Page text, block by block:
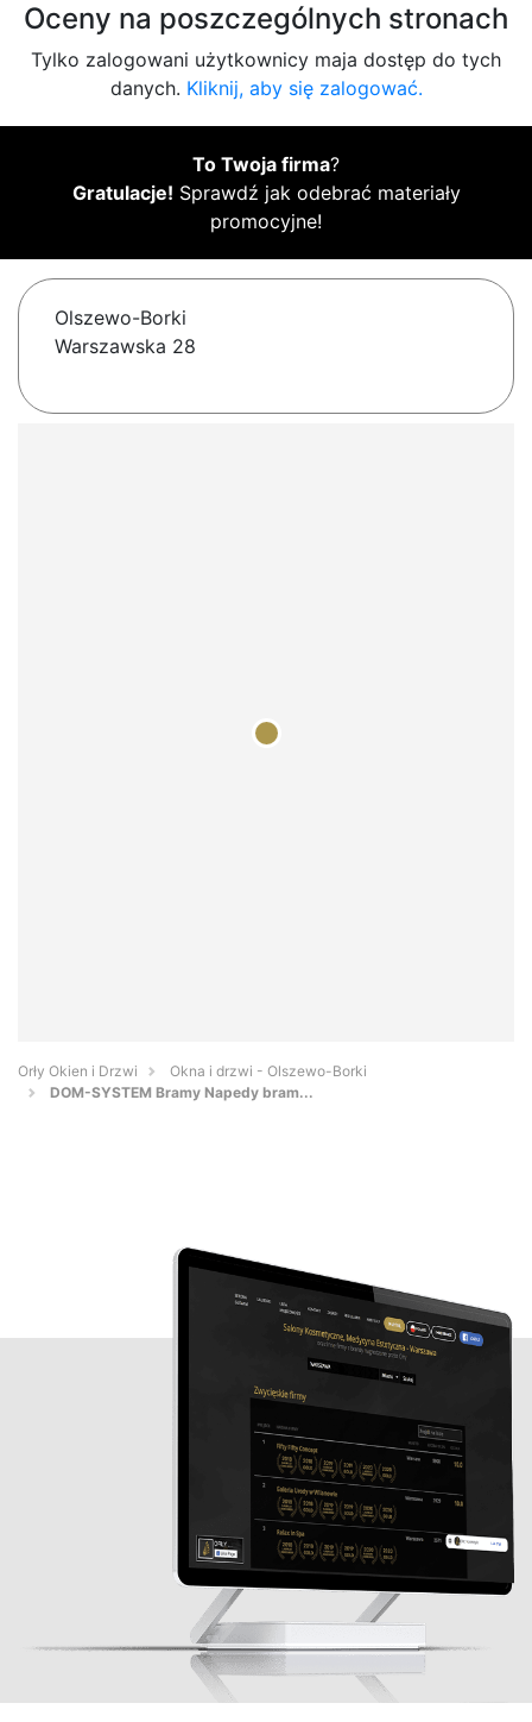
Oceny na poszczególnych stronach
Tylko zalogowani użytkownicy maja dostęp do tych
danych. Kliknij, aby się zalogować.
To Twoja firma?
Gratulacje! Sprawdź jak odebrać materiały
promocyjne!
Olszewo-Borki
Warszawska 28
Orły Okien i Drzwi
Okna i drzwi - Olszewo-Borki
DOM-SYSTEM Bramy Napedy bram...